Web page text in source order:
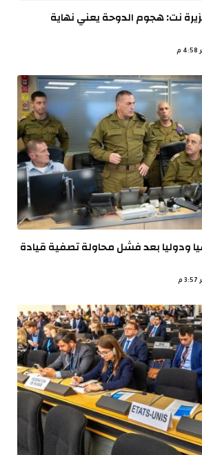
نت: هجوم الدوحة يعني نهاية
ودوليا بعد فشل محاولة تصفية قيادة